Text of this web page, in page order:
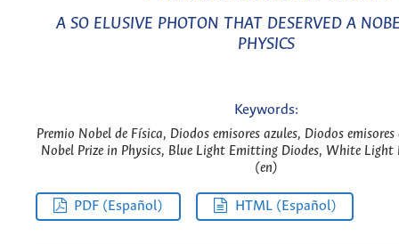
A SO ELUSIVE PHOTON THAT DESERVED A
PHYSICS
Keywords:
Premio Nobel de Física, Diodos emisores azules, Diodos
Nobel Prize in Physics, Blue Light Emitting Diodes, White
(en)
PDF (Español) HTML (Español)